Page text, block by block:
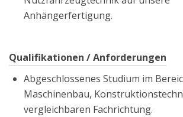
Anhängerfertigung.
Qualifikationen / Anforderungen
Abgeschlossenes Studium im
Maschinenbau,
vergleichbaren Fachrichtung.